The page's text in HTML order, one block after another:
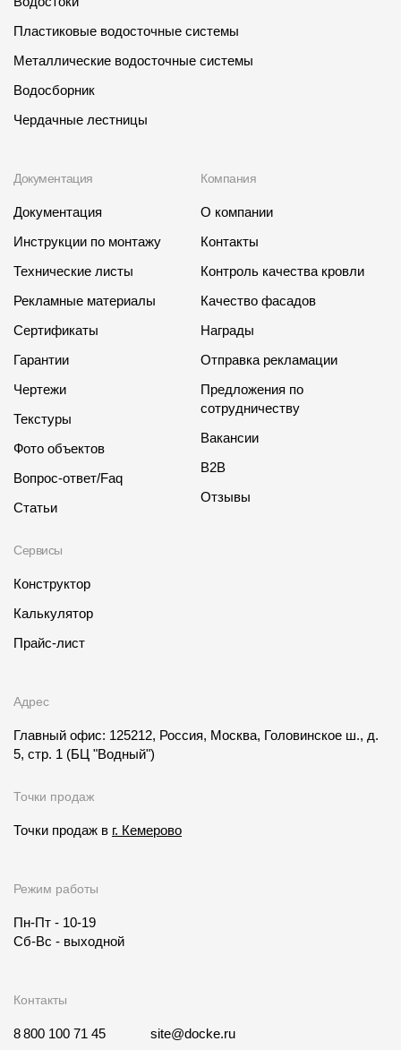
Пластиковые водосточные системы
Металлические водосточные системы
Водосборник
Чердачные лестницы
Документация
Документация
Инструкции по монтажу
Технические листы
Рекламные материалы
Сертификаты
Гарантии
Чертежи
Текстуры
Фото объектов
Вопрос-ответ/Faq
Статьи
Сервисы
Конструктор
Калькулятор
Прайс-лист
Компания
О компании
Контакты
Контроль качества кровли
Качество фасадов
Награды
Отправка рекламации
Предложения по
сотрудничеству
Вакансии
B2B
Отзывы
Адрес
Главный офис: 125212, Россия, Москва, Головинское ш., д.
5, стр. 1 (БЦ "Водный")
Точки продаж
Точки продаж в г. Кемерово
Режим работы
Пн-Пт - 10-19
Сб-Вс - выходной
Контакты
8 800 100 71 45 site@docke.ru